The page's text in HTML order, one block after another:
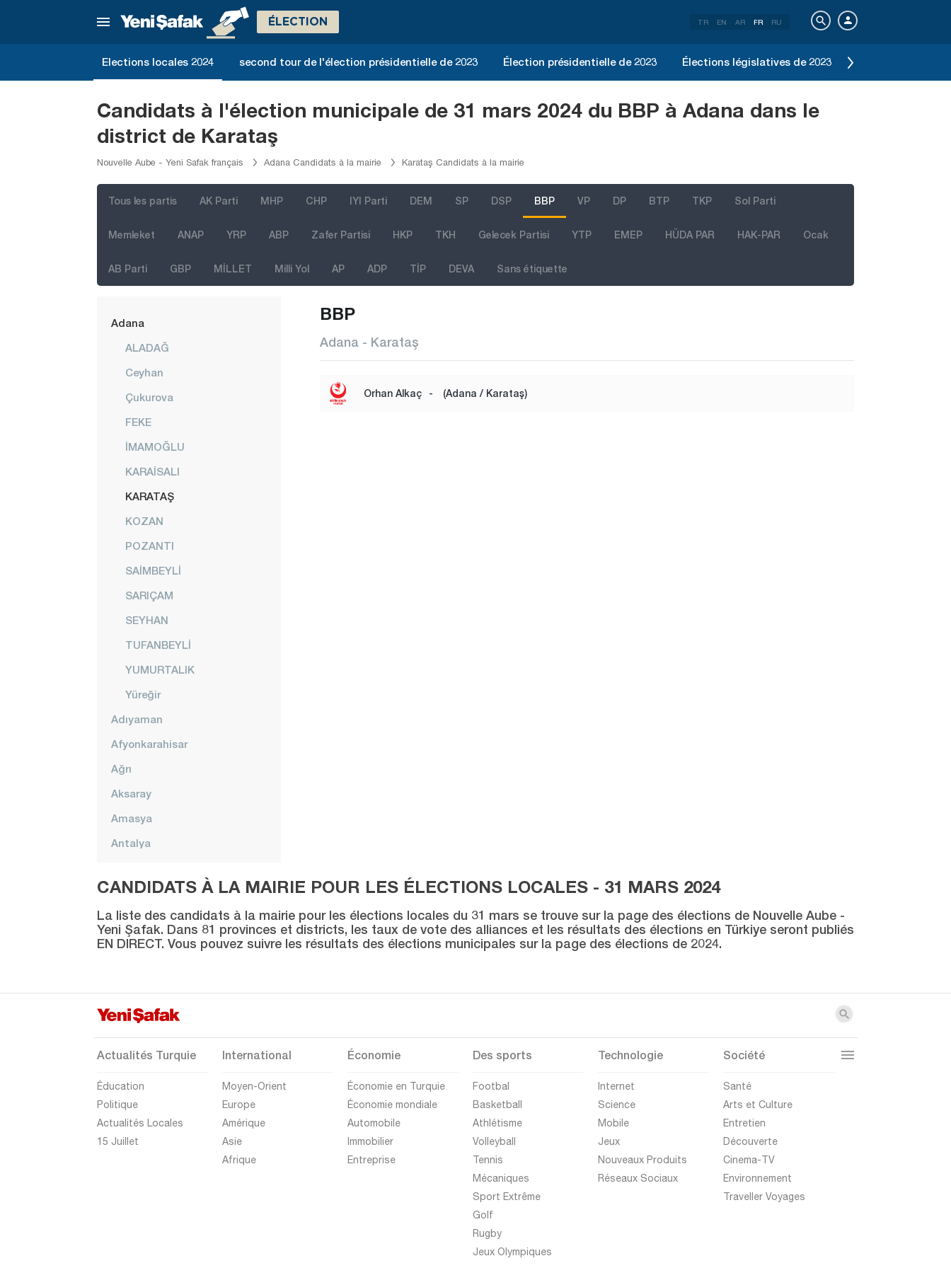
ÉLECTION TR EN AR FR RU
Elections locales 2024 second tour de l'élection présidentielle de 2023 Élection présidentielle de 2023 Élections législatives de 2023
Candidats à l'élection municipale de 31 mars 2024 du BBP à Adana dans le
district de Karataş
Nouvelle Aube - Yeni Safak français Adana Candidats à la mairie Karataş Candidats à la mairie
Tous les partis AK Parti MHP CHP IYI Parti DEM SP DSP BBP VP DP BTP TKP Sol Parti
Memleket ANAP YRP ABP Zafer Partisi HKP TKH Gelecek Partisi YTP EMEP HÜDA PAR HAK-PAR Ocak
AB Parti GBP MİLLET Milli Yol AP ADP TİP DEVA Sans étiquette
Ankara
Adana
ALADAĞ
Ceyhan
Çukurova
FEKE
İMAMOĞLU
KARAİSALI
KARATAŞ
KOZAN
POZANTI
SAİMBEYLİ
SARIÇAM
SEYHAN
TUFANBEYLİ
YUMURTALIK
Yüreğir
Adıyaman
Afyonkarahisar
Ağrı
Aksaray
Amasya
Antalya
Artvin
Aydın
Balıkesir
Batman
Bayburt
Bilecik
Bitlis
Burdur
BBP
Adana - Karataş
Orhan Alkaç - (Adana / Karataş)
CANDIDATS À LA MAIRIE POUR LES ÉLECTIONS LOCALES - 31 MARS 2024
La liste des candidats à la mairie pour les élections locales du 31 mars se trouve sur la page des élections de Nouvelle Aube -
Yeni Şafak. Dans 81 provinces et districts, les taux de vote des alliances et les résultats des élections en Türkiye seront publiés
EN DIRECT. Vous pouvez suivre les résultats des élections municipales sur la page des élections de 2024.
Actualités Turquie
Éducation
Politique
Actualités Locales
15 Juillet
International
Moyen-Orient
Europe
Amérique
Asie
Afrique
Économie
Économie en Turquie
Économie mondiale
Automobile
Immobilier
Entreprise
Des sports
Footbal
Basketball
Athlétisme
Volleyball
Tennis
Mécaniques
Sport Extrême
Golf
Rugby
Jeux Olympiques
Technologie
Internet
Science
Mobile
Jeux
Nouveaux Produits
Réseaux Sociaux
Société
Santé
Arts et Culture
Entretien
Découverte
Cinema-TV
Environnement
Traveller Voyages